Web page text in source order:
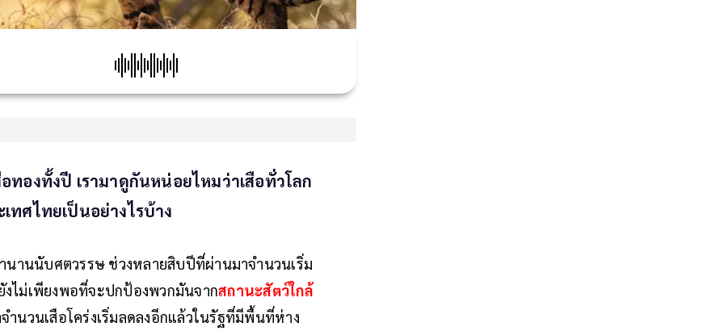
องทั้งปี เรามาดูกันหน่อยไหมว่าเสือทั่วโลก
ทศไทยเป็นอย่างไรบ้าง
นานนับศตวรรษ ช่วงหลายสิบปีที่ผ่านมาจำนวนเริ่ม
ไม่เพียงพอที่จะปกป้องพวกมันจากสถานะสัตว์ใกล้
ำนวนเสือโคร่งเริ่มลดลงอีกแล้วในรัฐที่มีพื้นที่ห่าง